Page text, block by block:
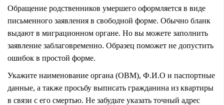
Обращение родственников умершего оформляется в виде
письменного заявления в свободной форме. Обычно бланк
выдают в миграционном органе. Но вы можете заполнить
заявление заблаговременно. Образец поможет не допустить
ошибок в простой форме.
Укажите наименование органа (ОВМ), Ф.И.О и паспортные
данные, а также просьбу выписать гражданина из квартиры
в связи с его смертью. Не забудьте указать точный адрес